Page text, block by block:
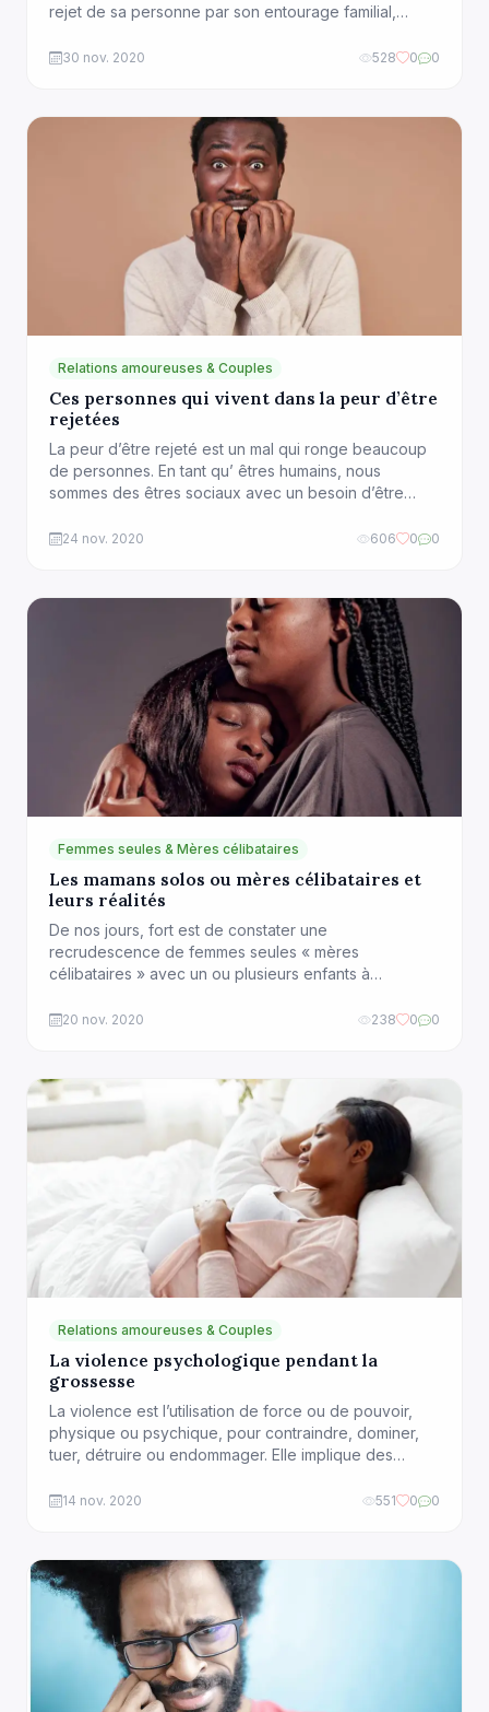
rejet de sa personne par son entourage familial,
notre développement, nos parents, nos partenaires
[…]
30 nov. 2020 528 0 0
Relations amoureuses & Couples
Ces personnes qui vivent dans la peur d’être
rejetées
La peur d’être rejeté est un mal qui ronge beaucoup
de personnes. En tant qu’ êtres humains, nous
sommes des êtres sociaux avec un besoin d’être
appartenir à un groupe. Ce besoin tire ses origines
24 nov. 2020 606 0 0
Femmes seules & Mères célibataires
Les mamans solos ou mères célibataires et
leurs réalités
De nos jours, fort est de constater une
recrudescence de femmes seules « mères
célibataires » avec un ou plusieurs enfants à
nombreux enfants se retrouvent de plus en plus avec
unilatéraux (faire un […]
20 nov. 2020 238 0 0
Relations amoureuses & Couples
La violence psychologique pendant la
grossesse
La violence est l’utilisation de force ou de pouvoir,
physique ou psychique, pour contraindre, dominer,
tuer, détruire ou endommager. Elle implique des
destruction de biens humains ou d’éléments naturels.
autres […]
14 nov. 2020 551 0 0